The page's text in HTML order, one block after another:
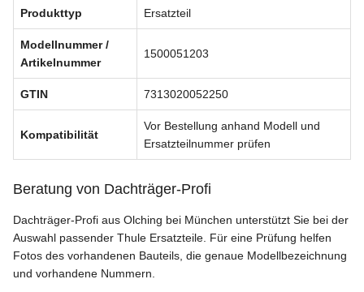
Produkttyp Ersatzteil
Modellnummer /
Artikelnummer
1500051203
GTIN 7313020052250
Kompatibilität
Vor Bestellung anhand Modell und
Ersatzteilnummer prüfen
Beratung von Dachträger-Profi
Dachträger-Profi aus Olching bei München unterstützt Sie bei der
Auswahl passender Thule Ersatzteile. Für eine Prüfung helfen
Fotos des vorhandenen Bauteils, die genaue Modellbezeichnung
und vorhandene Nummern.